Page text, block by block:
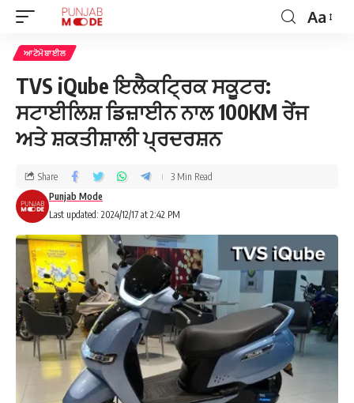
Aa
ਆਟੋਮੋਬਾਈਲ
TVS iQube ਇਲੈਕਟ੍ਰਿਕ ਸਕੂਟਰ:
ਸਟਾਈਲਿਸ਼ ਡਿਜ਼ਾਈਨ ਨਾਲ 100KM ਰੇਂਜ
ਅਤੇ ਸ਼ਕਤੀਸ਼ਾਲੀ ਪ੍ਰਦਰਸ਼ਨ
Last updated: 2024/12/17 at 2:42 PM
Punjab Mode
Share 3 Min Read